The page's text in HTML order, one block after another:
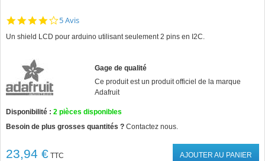
4.0
rating
5 Avis
Un shield LCD pour arduino utilisant seulement 2 pins en I2C.
Gage de qualité
Ce produit est un produit officiel de la marque
Adafruit
Disponibilité :2 pièces disponibles
Besoin de plus grosses quantités ?Contactez nous.
23,94 € TTC AJOUTER AU PANIER